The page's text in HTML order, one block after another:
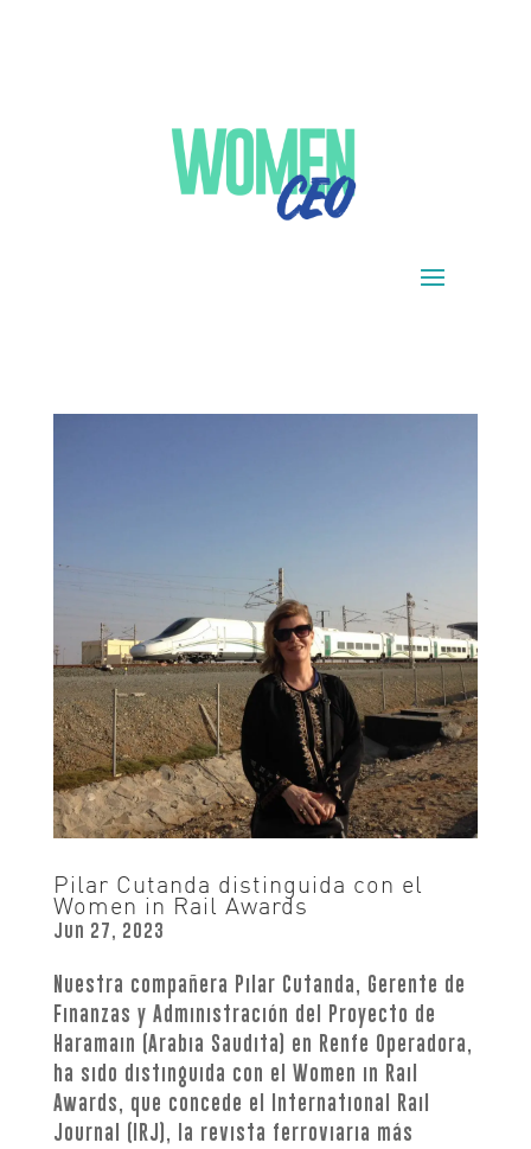
Pilar Cutanda distinguida con el
Women in Rail Awards
Jun 27, 2023
Nuestra compañera Pilar Cutanda, Gerente de
Finanzas y Administración del Proyecto de
Haramain (Arabia Saudita) en Renfe Operadora,
ha sido distinguida con el Women in Rail
Awards, que concede el International Rail
Journal (IRJ), la revista ferroviaria más